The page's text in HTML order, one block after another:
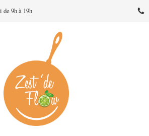
9h à 19h